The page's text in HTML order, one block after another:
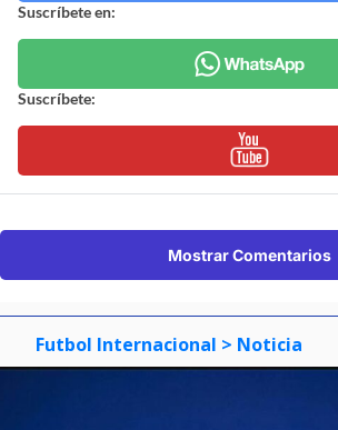
Suscríbete en:
Suscríbete:
Mostrar Comentarios
Futbol Internacional > Noticia